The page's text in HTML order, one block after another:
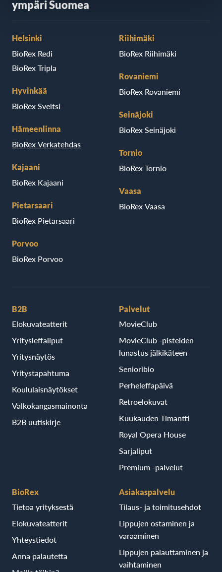
ympäri Suomea
Helsinki
BioRex Redi
BioRex Tripla
Hyvinkää
BioRex Sveitsi
Hämeenlinna
BioRex Verkatehdas
Kajaani
BioRex Kajaani
Pietarsaari
BioRex Pietarsaari
Porvoo
BioRex Porvoo
Riihimäki
BioRex Riihimäki
Rovaniemi
BioRex Rovaniemi
Seinäjoki
BioRex Seinäjoki
Tornio
BioRex Tornio
Vaasa
BioRex Vaasa
B2B
Elokuvateatterit
Yritysleffaliput
Yritysnäytös
Yritystapahtuma
Koululaisnäytökset
Valkokangasmainonta
B2B uutiskirje
Palvelut
MovieClub
MovieClub -pisteiden
lunastus jälkikäteen
Senioribio
Perheleffapäivä
Retroelokuvat
Kuukauden Timantti
Royal Opera House
Sarjaliput
Premium -palvelut
BioRex
Tietoa yrityksestä
Elokuvateatterit
Yhteystiedot
Anna palautetta
Asiakaspalvelu
Tilaus- ja toimitusehdot
Lippujen ostaminen ja
varaaminen
Lippujen palauttaminen ja
vaihtaminen